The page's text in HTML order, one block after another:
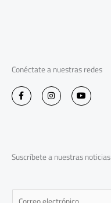
Conéctate a nuestras redes
F
a
c
-
f
I
n
s
m
Y
o
u
Suscríbete a nuestras noticias
E